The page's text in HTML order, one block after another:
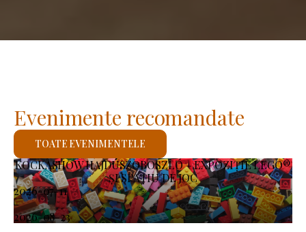
KOCKASHOW HAJDÚSZOBOSZLÓ – EXPOZIȚIE LEGO®
ȘI SPAȚIU DE JOC
2026-07-11
-
2026-08-23
Evenimente recomandate
TOATE EVENIMENTELE